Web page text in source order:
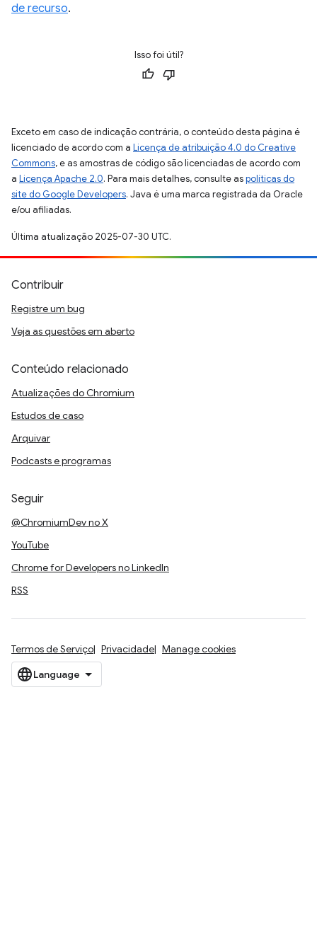
de recurso.
Isso foi útil?
Exceto em caso de indicação contrária, o conteúdo desta página é
licenciado de acordo com a Licença de atribuição 4.0 do Creative
Commons, e as amostras de código são licenciadas de acordo com
a Licença Apache 2.0. Para mais detalhes, consulte aspolíticas do
site do Google Developers. Java é uma marca registrada da Oracle
e/ou afiliadas.
Última atualização 2025-07-30 UTC.
Contribuir
Registre um bug
Veja as questões em aberto
Conteúdo relacionado
Atualizações do Chromium
Estudos de caso
Arquivar
Podcasts e programas
Seguir
@ChromiumDev no X
YouTube
Chrome for Developers no LinkedIn
RSS
Termos de Serviço Privacidade Manage cookies